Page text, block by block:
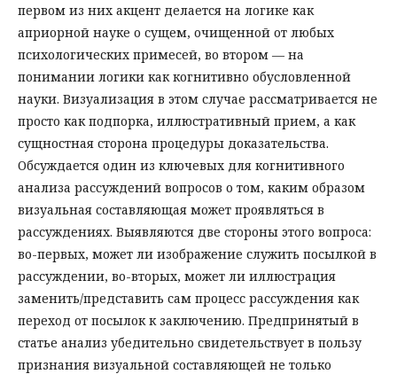
первом из них акцент делается на логике как
априорной науке о сущем, очищенной от любых
психологических примесей, во втором — на
понимании логики как когнитивно обусловленной
науки. Визуализация в этом случае рассматривается не
просто как подпорка, иллюстративный прием, а как
сущностная сторона процедуры доказательства.
Обсуждается один из ключевых для когнитивного
анализа рассуждений вопросов о том, каким образом
визуальная составляющая может проявляться в
рассуждениях. Выявляются две стороны этого вопроса:
во-первых, может ли изображение служить посылкой в
рассуждении, во-вторых, может ли иллюстрация
заменить/представить сам процесс рассуждения как
переход от посылок к заключению. Предпринятый в
статье анализ убедительно свидетельствует в пользу
признания визуальной составляющей не только